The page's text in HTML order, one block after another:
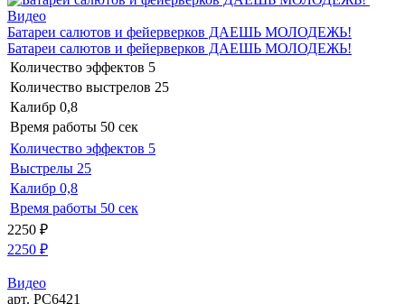
Видео
Батареи салютов и фейерверков ДАЕШЬ МОЛОДЕЖЬ!
Батареи салютов и фейерверков ДАЕШЬ МОЛОДЕЖЬ!
Количество эффектов 5
Количество выстрелов 25
Калибр 0,8
Время работы 50 сек
Количество эффектов 5
Выстрелы 25
Калибр 0,8
Время работы 50 сек
2250 ₽
2250 ₽
Видео
арт. РС6421